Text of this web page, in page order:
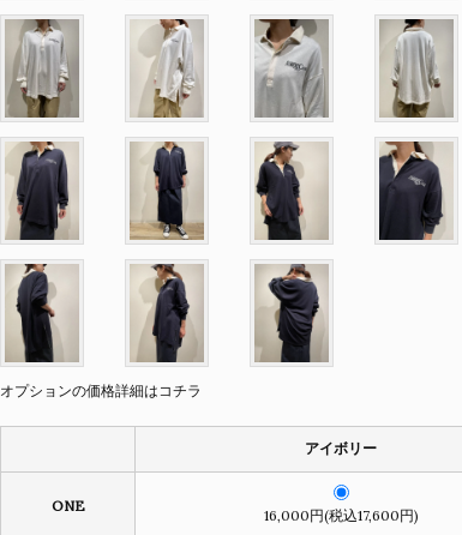
オプションの価格詳細はコチラ
アイボリー
ONE
16,000円(税込17,600円)